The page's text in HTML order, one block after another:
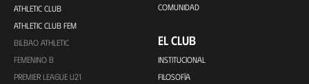
ATHLETIC CLUB
ATHLETIC CLUB FEM
BILBAO ATHLETIC
FEMENINO B
PREMIER LEAGUE U21
COMUNIDAD
EL CLUB
INSTITUCIONAL
FILOSOFÍA